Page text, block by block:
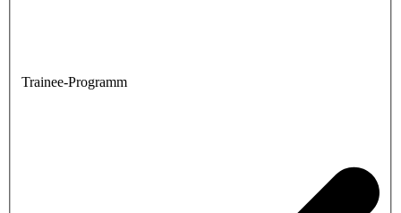
Trainee-Programm